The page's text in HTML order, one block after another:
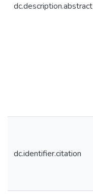
dc.description.abstract
dc.identifier.citation